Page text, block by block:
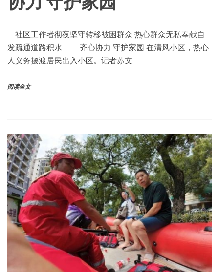
社区工作者彻夜坚守转移被困群众 热心群众无私奉献自
发疏通道路积水 齐心协力 守护家园 在清风小区，热心
人义务摆渡居民出入小区。记者苏文
阅读全文